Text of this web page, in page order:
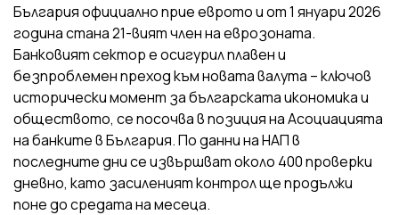
България официално прие еврото и от 1 януари 2026
година стана 21-вият член на еврозоната.
Банковият сектор е осигурил плавен и
безпроблемен преход към новата валута – ключов
исторически момент за българската икономика и
обществото, се посочва в позиция на Асоциацията
на банките в България. По данни на НАП в
последните дни се извършват около 400 проверки
дневно, като засиленият контрол ще продължи
поне до средата на месеца.